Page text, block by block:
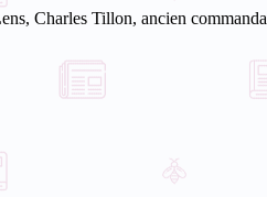
Charles Tillon, ancien